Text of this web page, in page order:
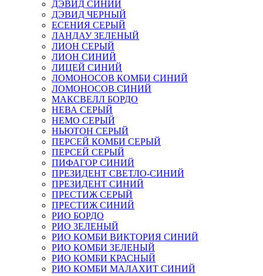
ДЭВИД СИНИЙ
ДЭВИД ЧЕРНЫЙ
ЕСЕНИЯ СЕРЫЙ
ЛАНДАУ ЗЕЛЕНЫЙ
ЛИОН СЕРЫЙ
ЛИОН СИНИЙ
ЛИЦЕЙ СИНИЙ
ЛОМОНОСОВ КОМБИ СИНИЙ
ЛОМОНОСОВ СИНИЙ
МАКСВЕЛЛ БОРДО
НЕВА СЕРЫЙ
НЕМО СЕРЫЙ
НЬЮТОН СЕРЫЙ
ПЕРСЕЙ КОМБИ СЕРЫЙ
ПЕРСЕЙ СЕРЫЙ
ПИФАГОР СИНИЙ
ПРЕЗИДЕНТ СВЕТЛО-СИНИЙ
ПРЕЗИДЕНТ СИНИЙ
ПРЕСТИЖ СЕРЫЙ
ПРЕСТИЖ СИНИЙ
РИО БОРДО
РИО ЗЕЛЕНЫЙ
РИО КОМБИ ВИКТОРИЯ СИНИЙ
РИО КОМБИ ЗЕЛЕНЫЙ
РИО КОМБИ КРАСНЫЙ
РИО КОМБИ МАЛАХИТ СИНИЙ